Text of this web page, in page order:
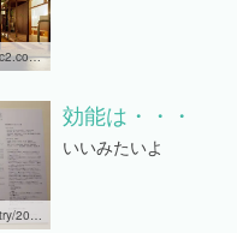
222756
効能は・・・
いいみたいよ